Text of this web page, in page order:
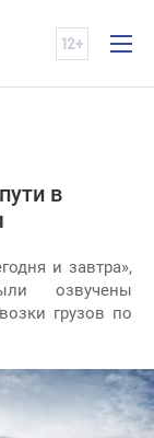
в
и завтра»,
озвучены
грузов по